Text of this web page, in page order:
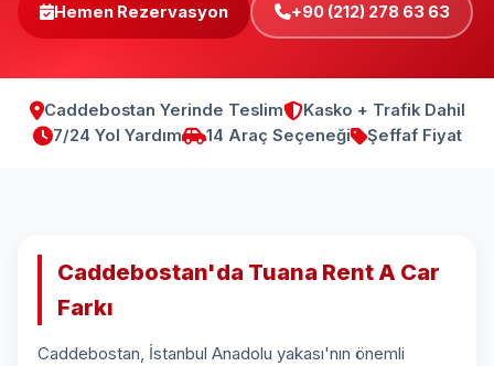
Hemen Rezervasyon +90 (212) 278 63 63
Caddebostan Yerinde Teslim
Kasko + Trafik Dahil
7/24 Yol Yardım
14 Araç Seçeneği Şeffaf Fiyat
Caddebostan'da Tuana Rent A Car
Farkı
Caddebostan, İstanbul Anadolu yakası'nın önemli